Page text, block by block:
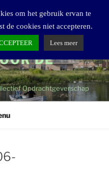
DE
Opdrachtgeverschap
om het gebruik ervan te
de cookies niet accepteren.
Lees meer